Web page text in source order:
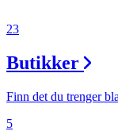
23
Butikker
Finn det du trenger
5